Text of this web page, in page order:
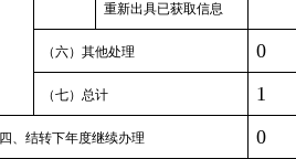
重新出具已获取信息
（六）其他处理 0
（七）总计 1
四、结转下年度继续办理 0